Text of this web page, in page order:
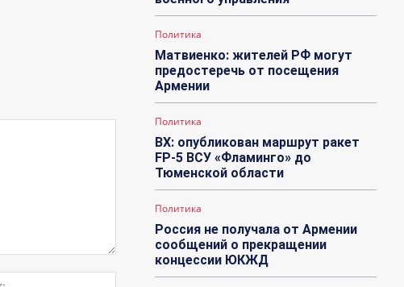
Политика
Матвиенко: жителей РФ могут
предостеречь от посещения
Армении
Политика
ВХ: опубликован маршрут ракет
FP-5 ВСУ «Фламинго» до
Тюменской области
Политика
Россия не получала от Армении
сообщений о прекращении
концессии ЮКЖД